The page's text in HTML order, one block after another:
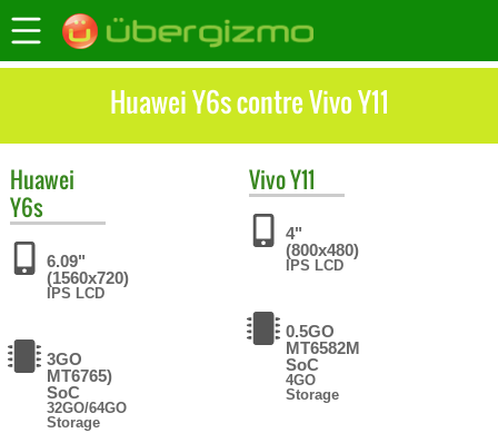
Huawei Y6s contre Vivo Y11
Huawei
Y6s
6.09"
(1560x720)
IPS LCD
3GO
MT6765)
SoC
32GO/64GO
Storage
VivoY11
4"
(800x480)
IPS LCD
0.5GO
MT6582М
SoC
4GO
Storage